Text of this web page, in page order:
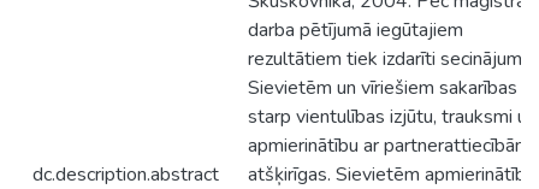
dc.description.abstract
darba pētījumā iegūtajiem
rezultātiem tiek izdarīti secinājumi:
Sievietēm un vīriešiem sakarības
starp vientulības izjūtu, trauksmi un
apmierinātību ar partnerattiecībām
atšķirīgas. Sievietēm apmierinātība